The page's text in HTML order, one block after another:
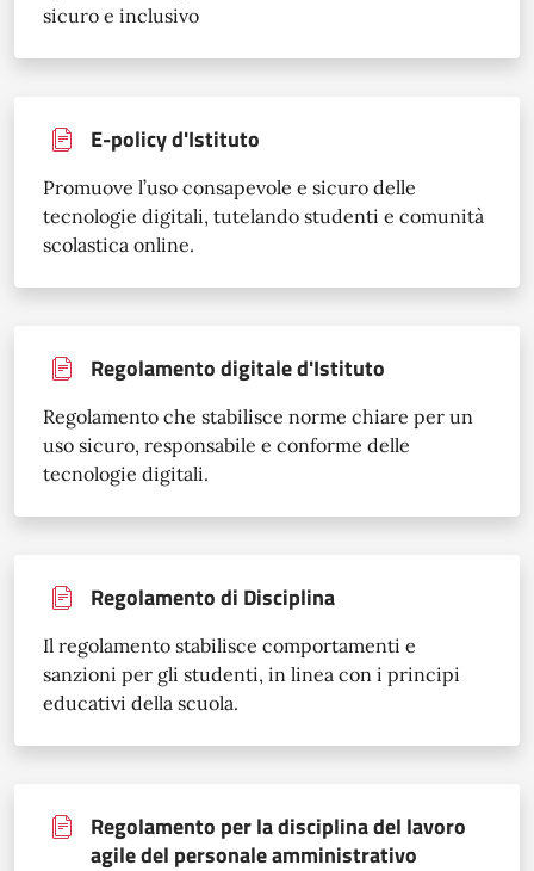
sicuro e inclusivo
E-policy d'Istituto
Promuove l’uso consapevole e sicuro delle
tecnologie digitali, tutelando studenti e comunità
scolastica online.
Regolamento digitale d'Istituto
Regolamento che stabilisce norme chiare per un
uso sicuro, responsabile e conforme delle
tecnologie digitali.
Regolamento di Disciplina
Il regolamento stabilisce comportamenti e
sanzioni per gli studenti, in linea con i principi
educativi della scuola.
Regolamento per la disciplina del lavoro
agile del personale amministrativo